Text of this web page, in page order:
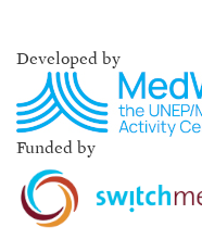
Developed by
Funded by